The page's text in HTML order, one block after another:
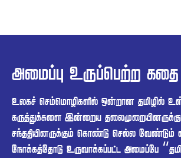
  
   
 
   
  